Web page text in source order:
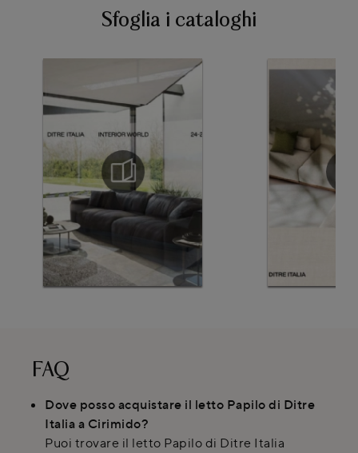
Sfoglia i cataloghi
FAQ
Dove posso acquistare il letto Papilo di Ditre
Italia a Cirimido?
Puoi trovare il letto Papilo di Ditre Italia